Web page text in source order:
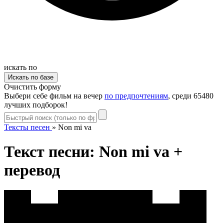
искать по
Очистить форму
Выбери себе фильм на вечер по предпочтениям, среди 65480
лучших подборок!
Тексты песен » Non mi va
Текст песни: Non mi va +
перевод